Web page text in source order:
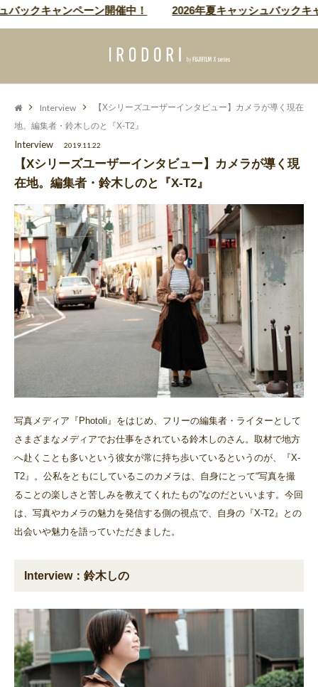
キャンペーン開催中！ 2026年夏キャッシュバックキャン
Interview
【Xシリーズユーザーインタビュー】カメラが導く現在
地。編集者・鈴木しのと『X-T2』
Interview 2019.11.22
【Xシリーズユーザーインタビュー】カメラが導く現
在地。編集者・鈴木しのと『X-T2』
写真メディア『Photoli』をはじめ、フリーの編集者・ライターとして
さまざまなメディアでお仕事をされている鈴木しのさん。取材で地方
へ赴くことも多いという彼女が常に持ち歩いているというのが、『X-
T2』。公私をともにしているこのカメラは、自身にとって“写真を撮
ることの楽しさと苦しみを教えてくれたもの”なのだといいます。今回
は、写真やカメラの魅力を発信する側の視点で、自身の『X-T2』との
出会いや魅力を語っていただきました。
Interview：鈴木しの